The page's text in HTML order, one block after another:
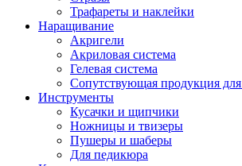
Трафареты и наклейки
Наращивание
Акригели
Акриловая система
Гелевая система
Сопутствующая продукция
Инструменты
Кусачки и щипчики
Ножницы и твизеры
Пушеры и шаберы
Для педикюра